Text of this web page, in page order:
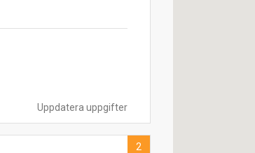
Uppdatera uppgifter
2